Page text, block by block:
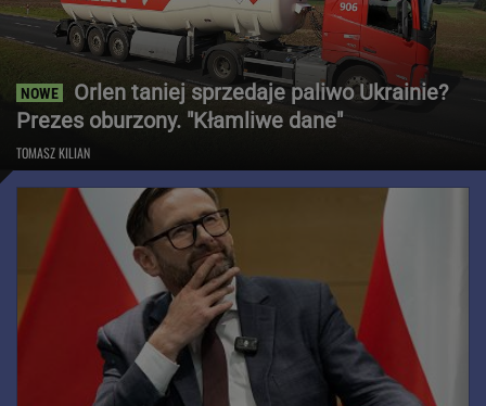
Orlen taniej sprzedaje paliwo Ukrainie?
Prezes oburzony. "Kłamliwe dane"
TOMASZ KILIAN